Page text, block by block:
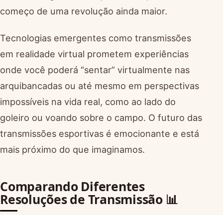
começo de uma revolução ainda maior.
Tecnologias emergentes como transmissões
em realidade virtual prometem experiências
onde você poderá “sentar” virtualmente nas
arquibancadas ou até mesmo em perspectivas
impossíveis na vida real, como ao lado do
goleiro ou voando sobre o campo. O futuro das
transmissões esportivas é emocionante e está
mais próximo do que imaginamos.
Comparando Diferentes
Resoluções de Transmissão 📊